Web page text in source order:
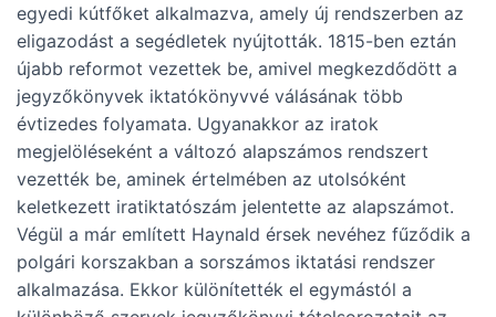
egyedi kútfőket alkalmazva, amely új rendszerben az
eligazodást a segédletek nyújtották. 1815-ben eztán
újabb reformot vezettek be, amivel megkezdődött a
jegyzőkönyvek iktatókönyvvé válásának több
évtizedes folyamata. Ugyanakkor az iratok
megjelöléseként a változó alapszámos rendszert
vezették be, aminek értelmében az utolsóként
keletkezett iratiktatószám jelentette az alapszámot.
Végül a már említett Haynald érsek nevéhez fűződik a
polgári korszakban a sorszámos iktatási rendszer
alkalmazása. Ekkor különítették el egymástól a